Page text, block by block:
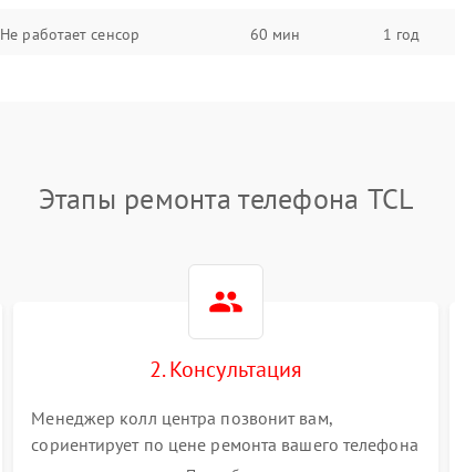
Не работает сенсор 60 мин 1 год
Не работает Face ID
Этапы ремонта телефона TCL
2. Консультация
Менеджер колл центра позвонит вам,
сориентирует по цене ремонта вашего телефона